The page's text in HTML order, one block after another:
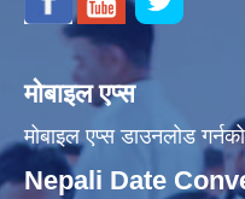
मोबाइल एप्स
मोबाइल एप्स डाउनलोड
Nepali Date